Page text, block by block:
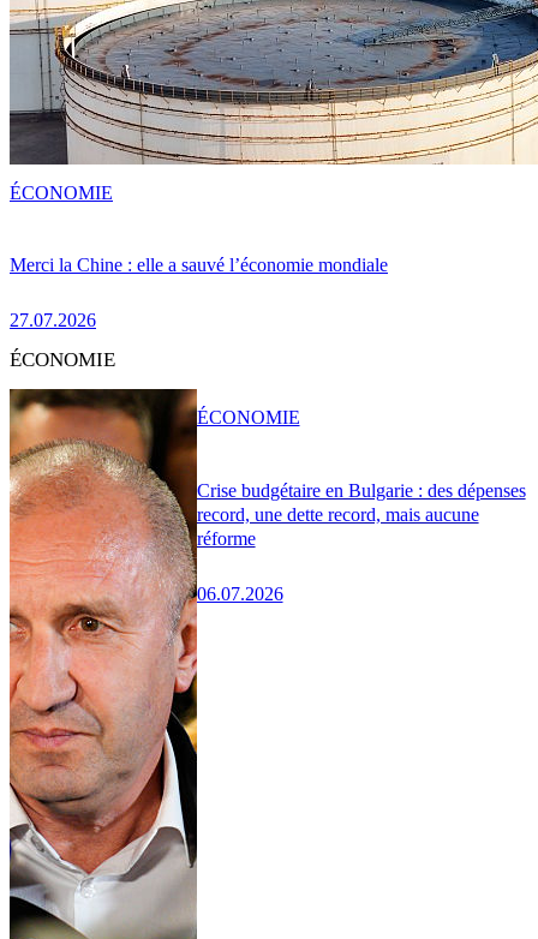
Merci la Chine : elle a sauvé l’économie mondiale
27.07.2026
ÉCONOMIE
ÉCONOMIE
Crise budgétaire en Bulgarie : des dépenses
record, une dette record, mais aucune
réforme
06.07.2026
ÉCONOMIE